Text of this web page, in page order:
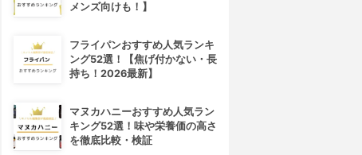
メンズ向けも！】
フライパンおすすめ人気ランキ
ング52選！【焦げ付かない・長
持ち！2026最新】
マヌカハニーおすすめ人気ラン
キング52選！味や栄養価の高さ
を徹底比較・検証